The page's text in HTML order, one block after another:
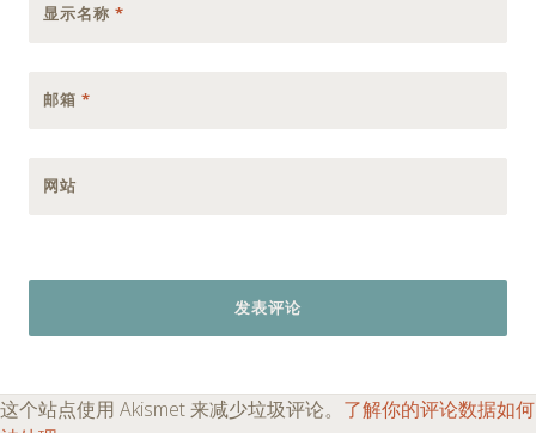
显示名称 *
邮箱 *
网站
这个站点使用 Akismet 来减少垃圾评论。 了解你的评论数据如何